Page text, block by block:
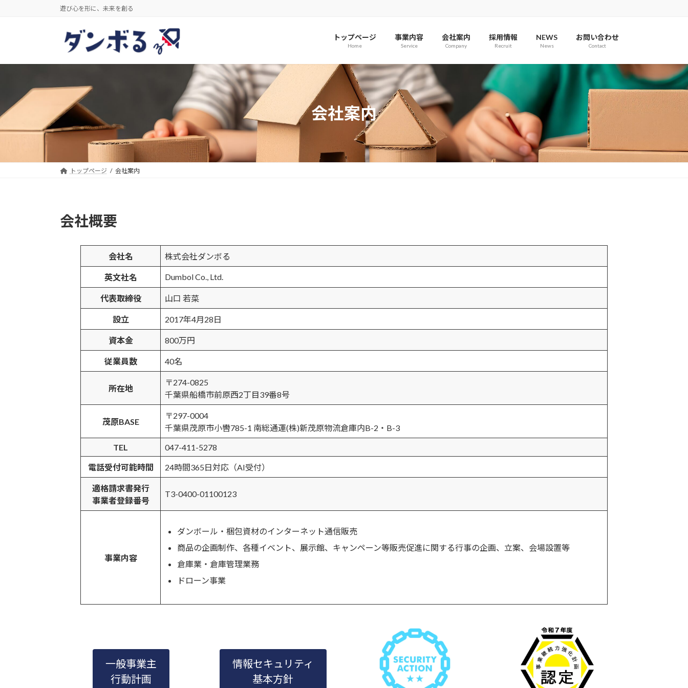
へ
プ
ョ
動
遊び心を形に、未来を創る
トップページ
Home
事業内容
Service
会社案内
Company
採用情報
Recruit
NEWS
News
お問い合わせ
Contact
会社案内
トップページ 会社案内
会社概要
会社名 株式会社ダンボる
英文社名 Dumbol Co., Ltd.
代表取締役 山口 若菜
設立 2017年4月28日
資本金 800万円
従業員数 40名
所在地
〒274-0825
千葉県船橋市前原西2丁目39番8号
茂原BASE
〒297-0004
千葉県茂原市小轡785-1 南総通運(株)新茂原物流倉庫内B-2・B-3
TEL
047-411-5278
電話受付可能時間 24時間365日対応（AI受付）
適格請求書発行
事業者登録番号
T3-0400-01100123
事業内容
ダンボール・梱包資材のインターネット通信販売
商品の企画制作、各種イベント、展示館、キャンペーン等販売促進に関する行事の企画、立案、会場設置等
倉庫業・倉庫管理業務
ドローン事業
一般事業主
行動計画
情報セキュリティ
基本方針